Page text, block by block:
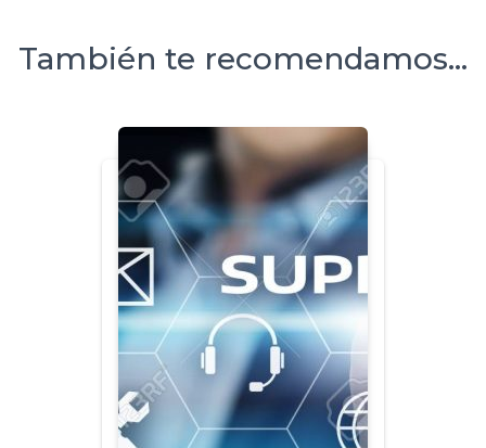
También te recomendamos…